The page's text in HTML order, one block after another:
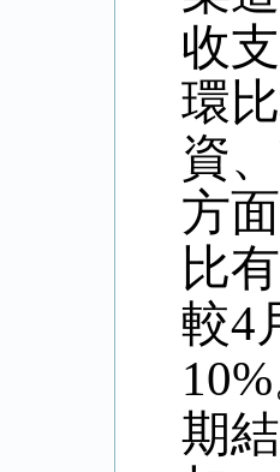
收
環
資
方
比
較4
10%
期